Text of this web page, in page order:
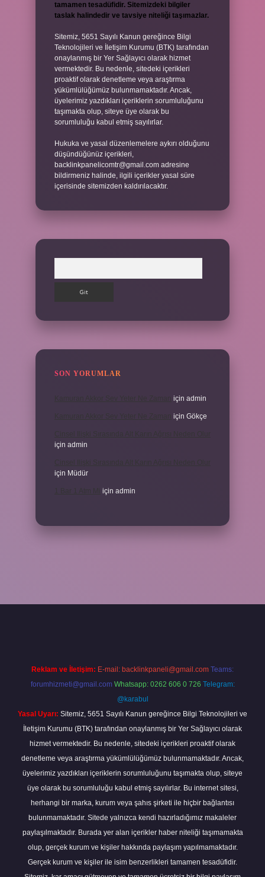
tamamen tesadüfidir. Sitemizdeki bilgiler
taslak halindedir ve tavsiye niteliği taşımazlar.
Sitemiz, 5651 Sayılı Kanun gereğince Bilgi
Teknolojileri ve İletişim Kurumu (BTK) tarafından
onaylanmış bir Yer Sağlayıcı olarak hizmet
vermektedir. Bu nedenle, sitedeki içerikleri
proaktif olarak denetleme veya araştırma
yükümlülüğümüz bulunmamaktadır. Ancak,
üyelerimiz yazdıkları içeriklerin sorumluluğunu
taşımakta olup, siteye üye olarak bu
sorumluluğu kabul etmiş sayılırlar.
Hukuka ve yasal düzenlemelere aykırı olduğunu
düşündüğünüz içerikleri,
backlinkpanelicomtr@gmail.com adresine
bildirmeniz halinde, ilgili içerikler yasal süre
içerisinde sitemizden kaldırılacaktır.
SON YORUMLAR
için admin
için Gökçe
için admin
için Müdür
için admin
Reklam ve İletişim: E-mail: backlinkpaneli@gmail.com Teams:
forumhizmeti@gmail.com Whatsapp: 0262 606 0 726 Telegram:
@karabul
Yasal Uyarı: Sitemiz, 5651 Sayılı Kanun gereğince Bilgi Teknolojileri ve
İletişim Kurumu (BTK) tarafından onaylanmış bir Yer Sağlayıcı olarak
hizmet vermektedir. Bu nedenle, sitedeki içerikleri proaktif olarak
denetleme veya araştırma yükümlülüğümüz bulunmamaktadır. Ancak,
üyelerimiz yazdıkları içeriklerin sorumluluğunu taşımakta olup, siteye
üye olarak bu sorumluluğu kabul etmiş sayılırlar. Bu internet sitesi,
herhangi bir marka, kurum veya şahıs şirketi ile hiçbir bağlantısı
bulunmamaktadır. Sitede yalnızca kendi hazırladığımız makaleler
paylaşılmaktadır. Burada yer alan içerikler haber niteliği taşımamakta
olup, gerçek kurum ve kişiler hakkında paylaşım yapılmamaktadır.
Gerçek kurum ve kişiler ile isim benzerlikleri tamamen tesadüfidir.